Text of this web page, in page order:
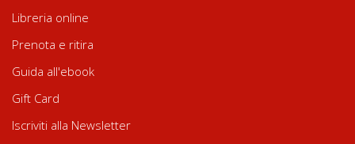
Libreria online
Prenota e ritira
Guida all'ebook
Gift Card
Iscriviti alla Newsletter